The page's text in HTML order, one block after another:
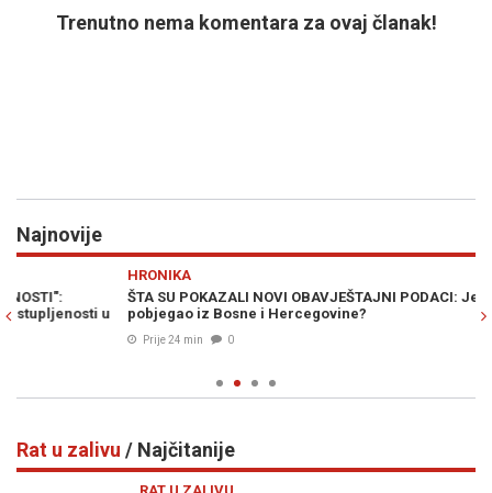
Trenutno nema komentara za ovaj članak!
Najnovije
ŠTA SU POKAZALI NOVI OBAVJEŠTAJNI PODACI: Je li Đorđe Ždrale
pobjegao iz Bosne i Hercegovine?
Rat u zalivu / Najčitanije